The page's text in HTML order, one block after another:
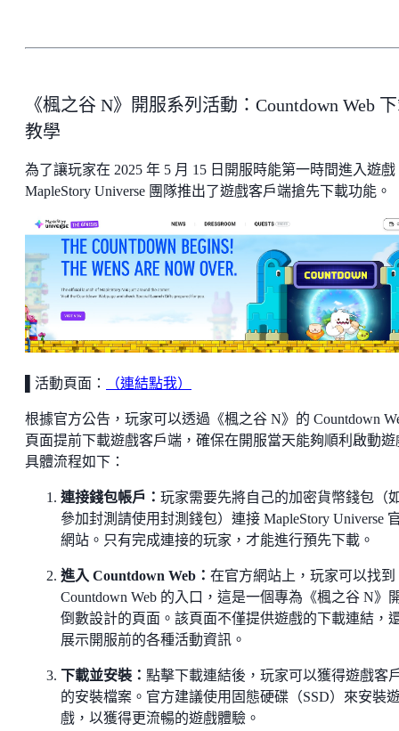
《楓之谷 N》開服系列活動：Countdown Web
教學
為了讓玩家在 2025 年 5 月 15 日開服時能第一時間進入遊戲
MapleStory Universe 團隊推出了遊戲客戶端搶先下載功能。
▌活動頁面： （連結點我）
根據官方公告，玩家可以透過《楓之谷 N》的 Countdown
頁面提前下載遊戲客戶端，確保在開服當天能夠順利啟動遊
具體流程如下：
連接錢包帳戶： 玩家需要先將自己的加密貨幣錢包（
參加封測請使用封測錢包）連接 MapleStory Universe
網站。只有完成連接的玩家，才能進行預先下載。
進入 Countdown Web： 在官方網站上，玩家可以找到
Countdown Web 的入口，這是一個專為《楓之谷 N》
倒數設計的頁面。該頁面不僅提供遊戲的下載連結，
展示開服前的各種活動資訊。
下載並安裝： 點擊下載連結後，玩家可以獲得遊戲客
的安裝檔案。官方建議使用固態硬碟（SSD）來安裝
戲，以獲得更流暢的遊戲體驗。